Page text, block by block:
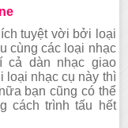
tuyệt vời bởi loại
cùng các loại nhạc
cả dàn nhạc giao
loại nhạc cụ này thì
bạn cũng có thể
cách trình tấu hết